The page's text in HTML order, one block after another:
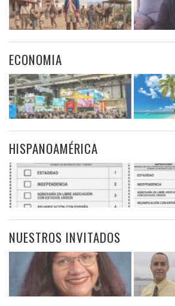
ECONOMIA
HISPANOAMÉRICA
NUESTROS INVITADOS